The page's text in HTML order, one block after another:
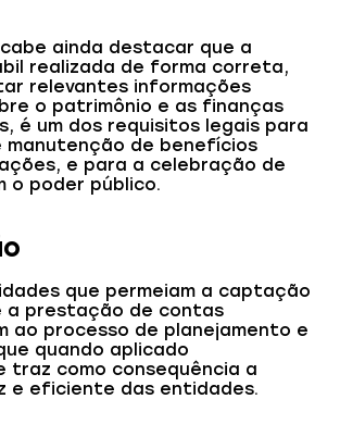
ainda destacar que a
realizada de forma correta,
relevantes informações
o patrimônio e as finanças
é um dos requisitos legais para
manutenção de benefícios
e para a celebração de
o poder público.
que permeiam a captação
a prestação de contas
ao processo de planejamento e
quando aplicado
traz como consequência a
e eficiente das entidades.